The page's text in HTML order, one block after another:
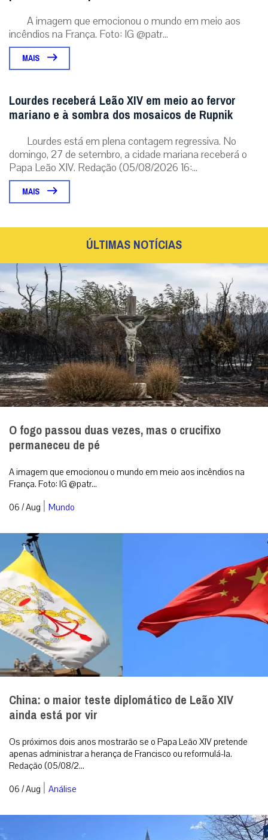
A imagem que emocionou o mundo em meio aos
incêndios na França. Foto: IG @patr...
MAIS
Lourdes receberá Leão XIV em meio ao fervor
mariano e à sombra dos mosaicos de Rupnik
Lourdes está em plena contagem regressiva. No
domingo, 27 de setembro, a cidade mariana receberá o
Papa Leão XIV. Redação (05/08/2026 16:...
MAIS
ÚLTIMAS NOTÍCIAS
O fogo passou duas vezes, mas o crucifixo
permaneceu de pé
A imagem que emocionou o mundo em meio aos incêndios na
França. Foto: IG @patr...
06 / Aug | Mundo
China: o maior teste diplomático de Leão XIV
ainda está por vir
Os próximos dois anos mostrarão se o Papa Leão XIV pretende
apenas administrar a herança de Francisco ou reformulá-la.
Redação (05/08/2...
06 / Aug | Análise